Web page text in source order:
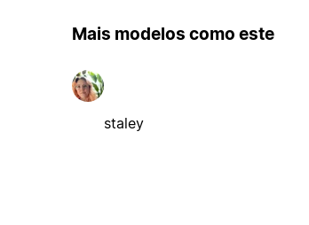
Mais modelos como este
staley